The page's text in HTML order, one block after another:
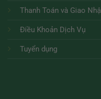
Thanh Toán và Giao
Điều Khoản Dịch Vụ
Tuyển dụng